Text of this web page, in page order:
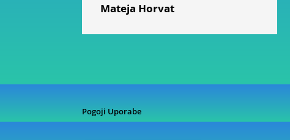
Mateja Horvat
Pogoji Uporabe